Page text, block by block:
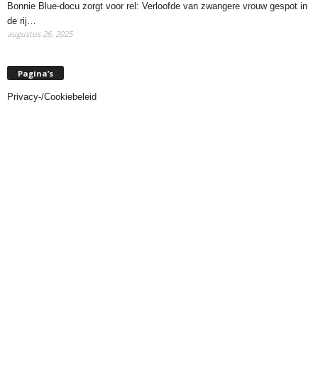
Bonnie Blue-docu zorgt voor rel: Verloofde van zwangere vrouw gespot in
de rij…
augustus 26, 2025
Pagina’s
Privacy-/Cookiebeleid